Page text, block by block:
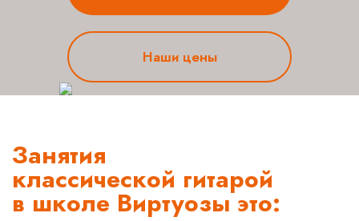
Наши цены
Занятия
классической гитарой
в школе Виртуозы это: